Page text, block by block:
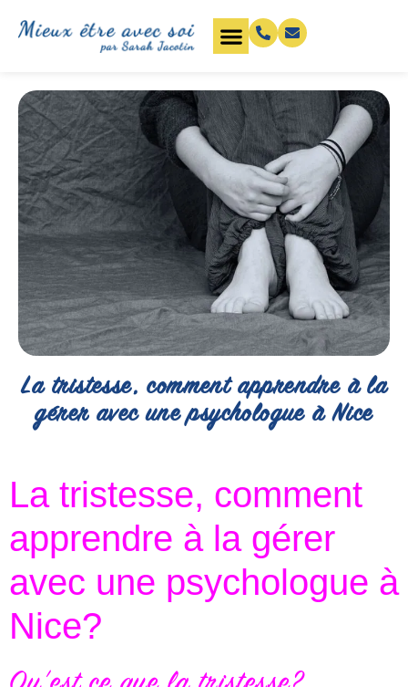
La tristesse, comment apprendre à la
gérer avec une psychologue à Nice
La tristesse, comment
apprendre à la gérer
avec une psychologue à
Nice?